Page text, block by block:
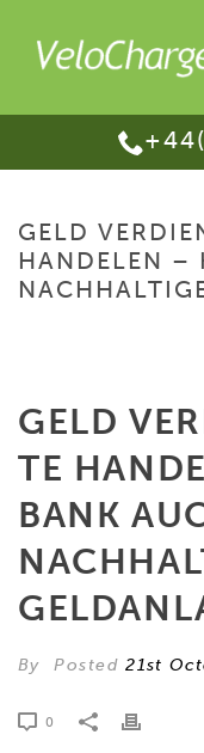
GELD
HANDELEN –
GELD
TE
BANK
By Posted21st
0